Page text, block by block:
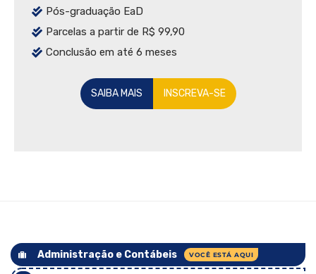
Pós-graduação EaD
Parcelas a partir de R$ 99,90
Conclusão em até 6 meses
SAIBA MAIS INSCREVA-SE
Administração e Contábeis VOCÊ ESTÁ AQUI